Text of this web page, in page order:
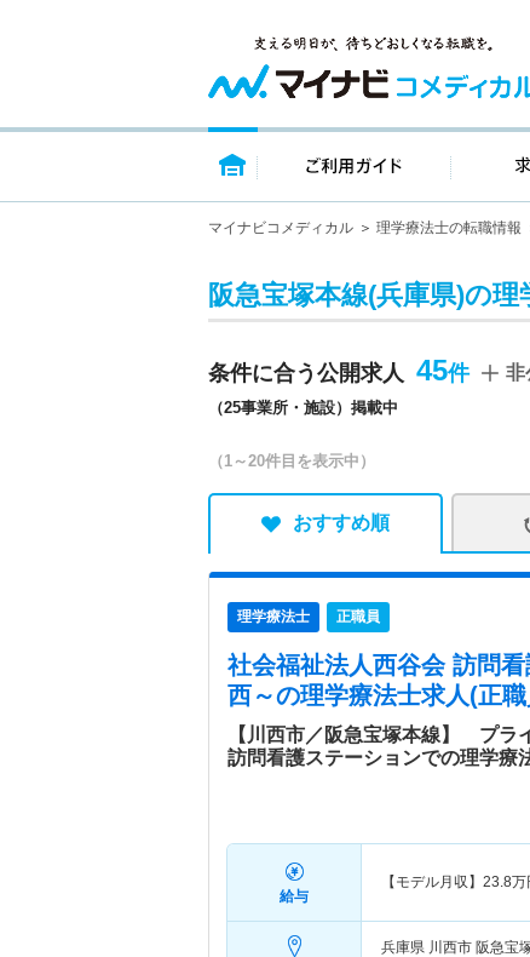
トップページ ご利用ガ
マイナビコメディカル 理学療法士の転職情報
阪急宝塚本線(兵庫県)の理
条件に合う公開求人 45
（25事業所・施設）掲載中
非
（1～20件目を表示中）
おすすめ順
理学療法士 正職員
社会福祉法人西谷会 訪問看
西～の理学療法士求人(正
【川西市／阪急宝塚本線】 プラ
訪問看護ステーションでの理学療
給与
【モデル月収】 23.8万
兵庫県 川西市 阪急宝